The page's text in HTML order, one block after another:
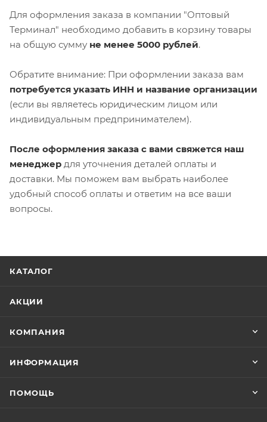
Для оформления заказа в компании "Оптовый
Терминал" необходимо добавить в корзину товары
на общую сумму не менее 5000 рублей.
Обратите внимание: При оформлении заказа вам
потребуется указать ИНН и название организации
(если вы являетесь юридическим лицом или
индивидуальным предпринимателем).
После оформления заказа с вами свяжется наш
менеджер для уточнения деталей оплаты и
доставки. Мы поможем вам выбрать наиболее
удобный способ оплаты и ответим на все ваши
вопросы.
КАТАЛОГ
АКЦИИ
КОМПАНИЯ
ИНФОРМАЦИЯ
ПОМОЩЬ